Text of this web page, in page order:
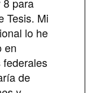
Tesis. Mi
lo he
en
de